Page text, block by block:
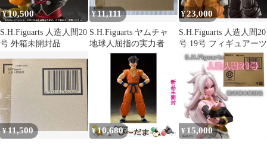
¥10,500
S.H.Figuarts 人造人間20
号 外箱未開封品
¥11,111
S.H.Figuarts ヤムチャ
地球人屈指の実力者
¥23,000
S.H.Figuarts 人造人間20
号 19号 フィギュアーツ
¥11,500 ¥10,680 ¥ 15,000